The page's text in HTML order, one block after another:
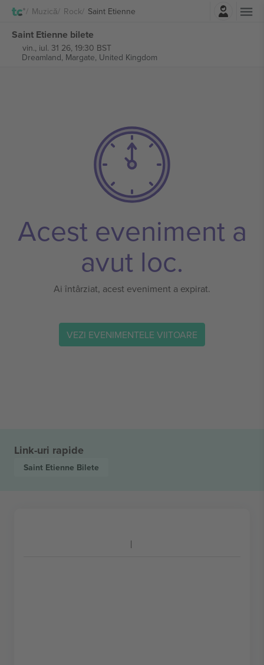
Muzică Rock Saint Etienne
Saint Etienne bilete
vin., iul. 31 26, 19:30 BST
Dreamland, Margate, United Kingdom
Acest eveniment a
avut loc.
Ai întârziat, acest eveniment a expirat.
VEZI EVENIMENTELE VIITOARE
Link-uri rapide
Saint Etienne Bilete